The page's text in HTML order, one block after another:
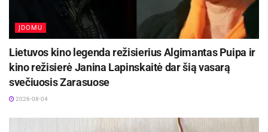
ĮDOMU
Lietuvos kino legenda režisierius Algimantas Puipa ir
kino režisierė Janina Lapinskaitė dar šią vasarą
svečiuosis Zarasuose
2026-08-04